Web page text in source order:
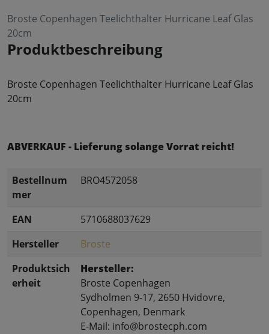
Broste Copenhagen Teelichthalter Hurricane Leaf Glas
20cm
Produktbeschreibung
Broste Copenhagen Teelichthalter Hurricane Leaf Glas
20cm
ABVERKAUF - Lieferung solange Vorrat reicht!
Bestellnum
mer
BRO4572058
EAN
5710688037629
Hersteller
Broste
Produktsich
erheit
Hersteller:
Broste Copenhagen
Sydholmen 9-17, 2650 Hvidovre,
Copenhagen, Denmark
E-Mail: info@brostecph.com